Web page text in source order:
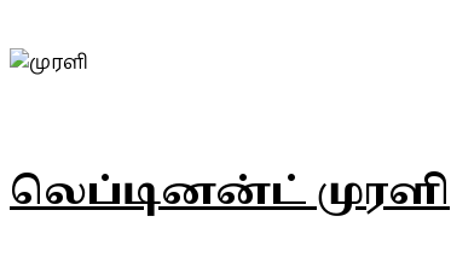
லெப்டினன்ட் முரளி